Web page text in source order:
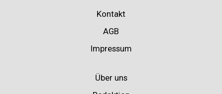
Kontakt
AGB
Impressum
Über uns